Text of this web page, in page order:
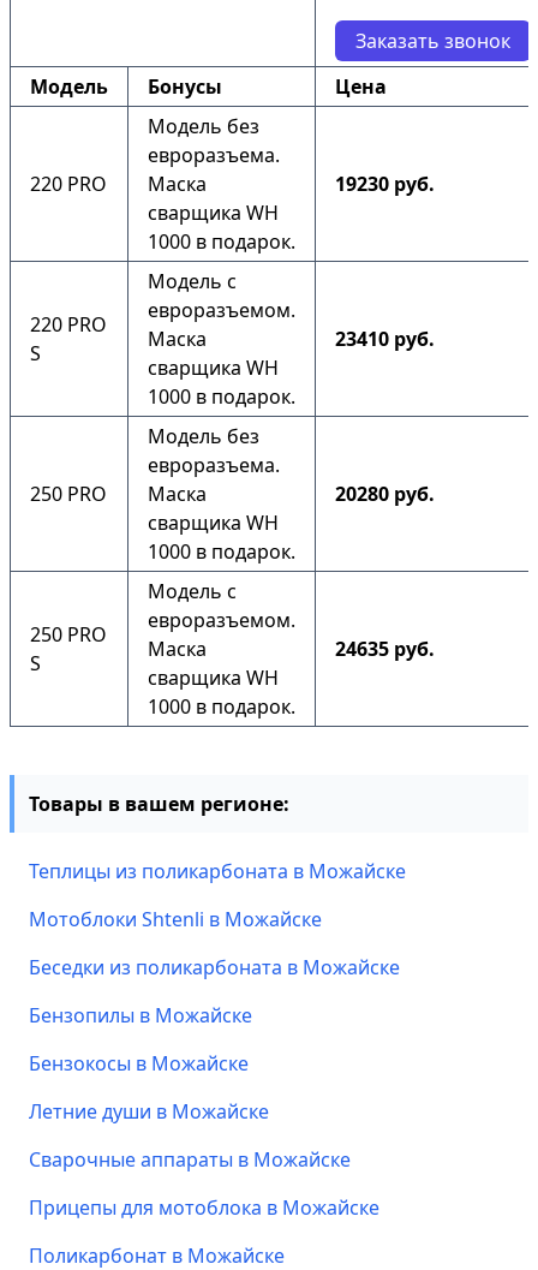
Заказать звонок
Модель
Бонусы Цена
220 PRO
Модель без
евроразъема.
Маска
сварщика WH
1000 в подарок.
19230 руб.
220 PRO
S
Модель с
евроразъемом.
Маска
сварщика WH
1000 в подарок.
23410 руб.
250 PRO
Модель без
евроразъема.
Маска
сварщика WH
1000 в подарок.
20280 руб.
250 PRO
S
Модель с
евроразъемом.
Маска
сварщика WH
1000 в подарок.
24635 руб.
Товары в вашем регионе:
Теплицы из поликарбоната в Можайске
Мотоблоки Shtenli в Можайске
Беседки из поликарбоната в Можайске
Бензопилы в Можайске
Бензокосы в Можайске
Летние души в Можайске
Сварочные аппараты в Можайске
Прицепы для мотоблока в Можайске
Поликарбонат в Можайске